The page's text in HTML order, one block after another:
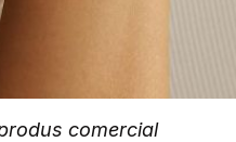
comercial